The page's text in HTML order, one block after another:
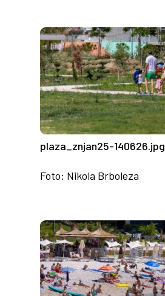
plaza_znjan25-140626.jpg
Foto: Nikola Brboleza